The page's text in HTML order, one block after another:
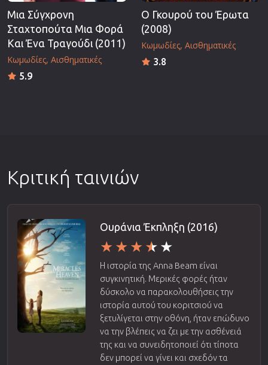
Μια Σύγχρονη
Σταχτοπούτα Μια Φορά
Και Ένα Τραγούδι (2011)
Κωμωδίες Αισθηματικές
5.9
Ο Γκουρού του Έρωτα
(2008)
Κωμωδίες Αισθηματικές
3.8
Κριτική ταινιών
Ουράνια Έκπληξη (2016)
Η ιστορία της Anna Beam είναι
συγκινητική. Μερικές φορές ήταν
δύσκολο να παρακολουθήσεις την
ιστορία αυτού του κοριτσιού να
ξετυλίγεται στην οθόνη, ήταν επώδυνο
να την βλέπεις να ζει με την ασθένειά
της και να συνειδητοποιεί ότι τίποτα
δεν μπορεί να γίνει και σχεδόν τα